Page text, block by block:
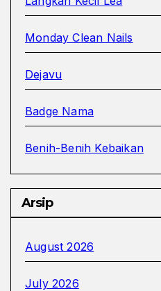
Monday Clean Nails
Dejavu
Badge Nama
Benih-Benih Kebaikan
Arsip
August 2026
July 2026